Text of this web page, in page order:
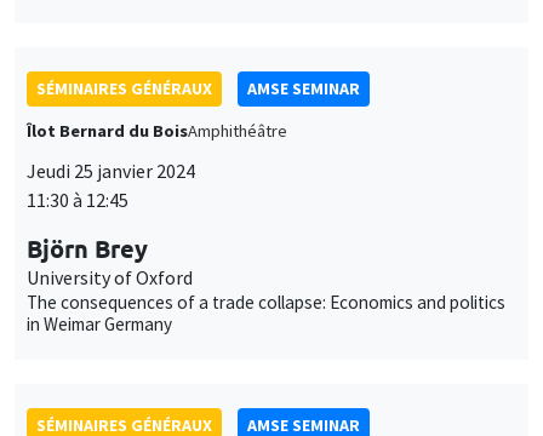
SÉMINAIRES GÉNÉRAUX
AMSE SEMINAR
Îlot Bernard du BoisAmphithéâtre
Jeudi 25 janvier 2024
11:30 à 12:45
Björn Brey
University of Oxford
The consequences of a trade collapse: Economics and politics
in Weimar Germany
SÉMINAIRES GÉNÉRAUX
AMSE SEMINAR